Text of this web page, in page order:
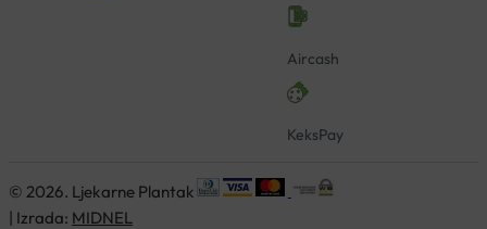
Aircash
KeksPay
© 2026. Ljekarne Plantak
| Izrada: MIDNEL